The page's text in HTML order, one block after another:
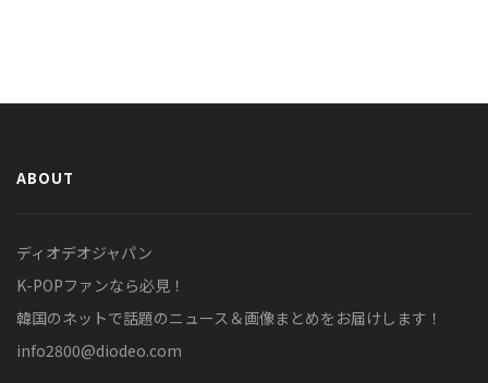
ABOUT
ディオデオジャパン
K-POPファンなら必見！
韓国のネットで話題のニュース＆画像まとめをお届けします！
info2800@diodeo.com